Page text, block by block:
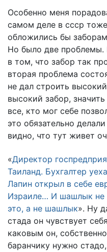
Особенно меня
самом деле в ссср
обложились бы
Но было две проблемы.
в том, что забор так
вторая проблема
не дал строить
высокий забор,
все, кто мог себе
это обязательно
видно, что тут живет
«Директор
Таиланд. Бухгалтер
Лапин открыл в себе
Израиле… И шашлык не
это, а не шашлык». Ну
стада он чувствует
каковым он,
баранчику нужно